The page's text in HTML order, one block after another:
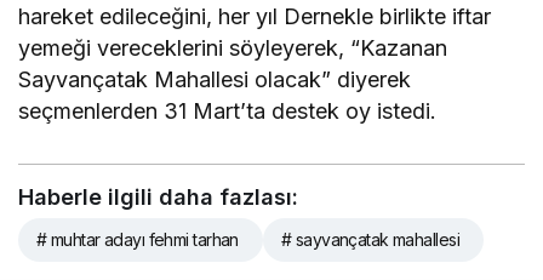
hareket edileceğini, her yıl Dernekle birlikte iftar
yemeği vereceklerini söyleyerek, “Kazanan
Sayvançatak Mahallesi olacak” diyerek
seçmenlerden 31 Mart’ta destek oy istedi.
Haberle ilgili daha fazlası:
# muhtar adayı fehmi tarhan # sayvançatak mahallesi